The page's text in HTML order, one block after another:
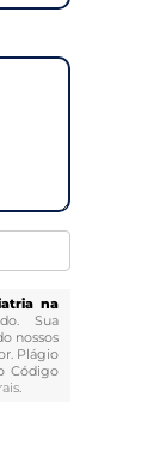
na
Sua
nossos
Plágio
Código
.